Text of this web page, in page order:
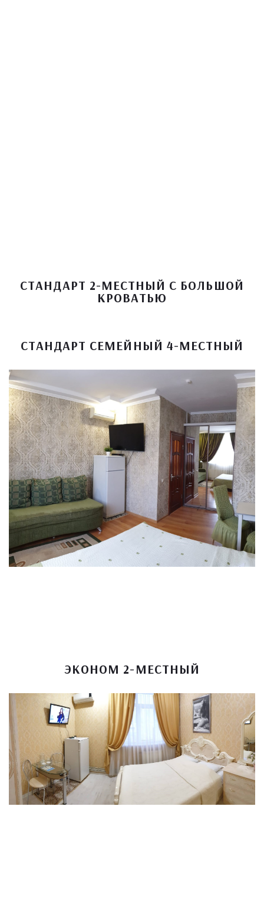
СТАНДАРТ 2-МЕСТНЫЙ С БОЛЬШОЙ
КРОВАТЬЮ
СТАНДАРТ СЕМЕЙНЫЙ 4-МЕСТНЫЙ
ЭКОНОМ 2-МЕСТНЫЙ